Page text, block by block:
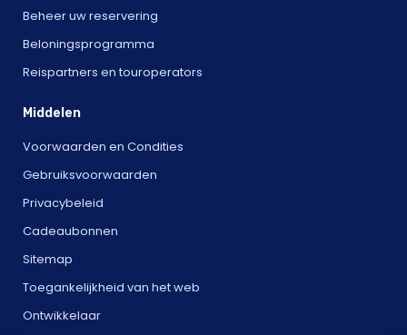
Beheer uw reservering
Beloningsprogramma
Reispartners en touroperators
Middelen
Voorwaarden en Condities
Gebruiksvoorwaarden
Privacybeleid
Cadeaubonnen
Sitemap
Toegankelijkheid van het web
Ontwikkelaar